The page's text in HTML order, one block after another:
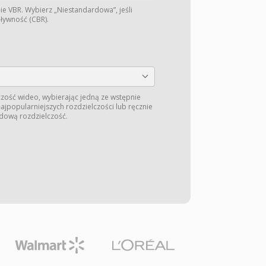
VBR. Wybierz „Niestandardowa”, jeśli
(CBR).
wideo, wybierając jedną ze wstępnie
rozdzielczości lub ręcznie
rozdzielczość.